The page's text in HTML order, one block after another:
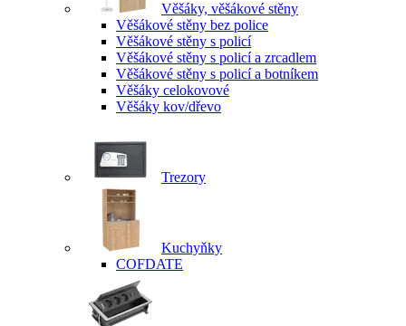
Věšáky, věšákové stěny
Věšákové stěny bez police
Věšákové stěny s policí
Věšákové stěny s policí a zrcadlem
Věšákové stěny s policí a botníkem
Věšáky celokovové
Věšáky kov/dřevo
Trezory
Kuchyňky
COFDATE